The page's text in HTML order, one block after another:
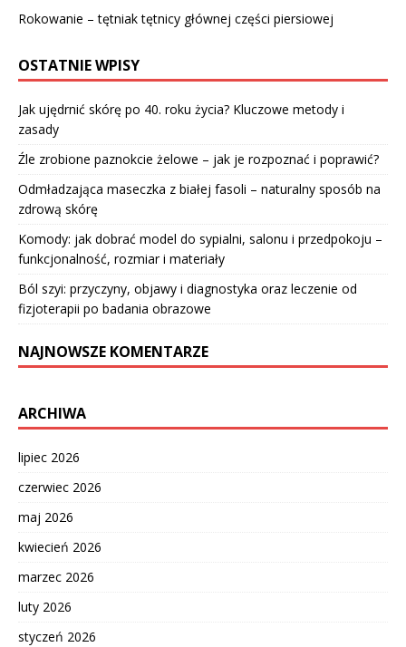
Rokowanie – tętniak tętnicy głównej części piersiowej
OSTATNIE WPISY
Jak ujędrnić skórę po 40. roku życia? Kluczowe metody i
zasady
Źle zrobione paznokcie żelowe – jak je rozpoznać i poprawić?
Odmładzająca maseczka z białej fasoli – naturalny sposób na
zdrową skórę
Komody: jak dobrać model do sypialni, salonu i przedpokoju –
funkcjonalność, rozmiar i materiały
Ból szyi: przyczyny, objawy i diagnostyka oraz leczenie od
fizjoterapii po badania obrazowe
NAJNOWSZE KOMENTARZE
ARCHIWA
lipiec 2026
czerwiec 2026
maj 2026
kwiecień 2026
marzec 2026
luty 2026
styczeń 2026